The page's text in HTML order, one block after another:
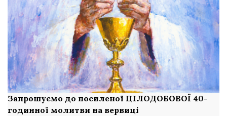
Запрошуємо до посиленої ЦІЛОДОБОВОЇ 40-
годинної молитви на вервиці